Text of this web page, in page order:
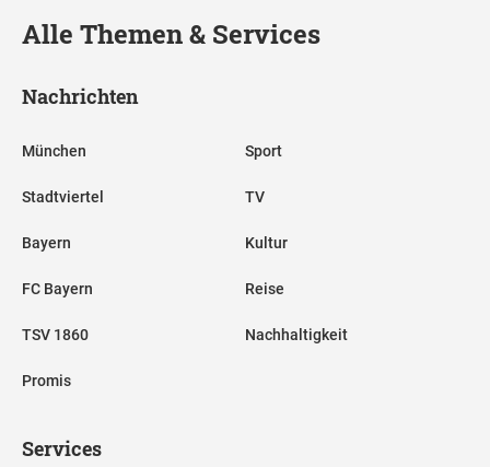
Alle Themen & Services
Nachrichten
München
Stadtviertel
Bayern
FC Bayern
TSV 1860
Promis
Sport
TV
Kultur
Reise
Nachhaltigkeit
Services